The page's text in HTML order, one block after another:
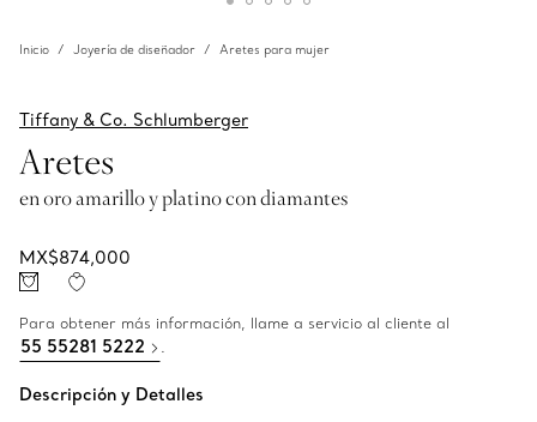
Inicio Joyería de diseñador Aretes para mujer
Tiffany & Co. Schlumberger
Aretes
en oro amarillo y platino con diamantes
MX$874,000
Para obtener más información, llame a servicio al cliente al
55 55281 5222 .
Descripción y Detalles